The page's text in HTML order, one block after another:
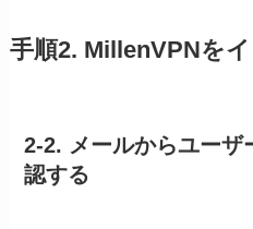
手順2. MillenVPNを
2-2. メールからユーザ
認する